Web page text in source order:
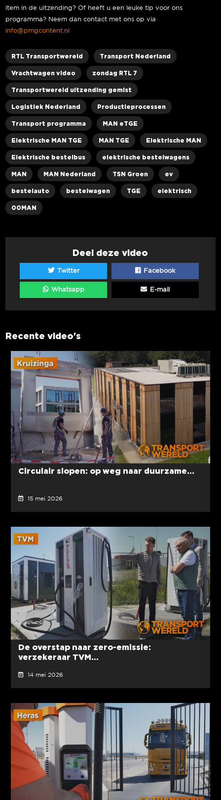
item in de uitzending? Of heeft u een leuke tip voor ons
programma? Neem dan contact met ons op via
info@pmgcontent.nl
RTL Transportwereld Transport Nederland
Vrachtwagen video zondag RTL 7
Transportwereld uitzending gemist
Logistiek Nederland Productieprocessen
Transport programma MAN eTGE
Elektrische MAN TGE MAN TGE Elektrische MAN
Elektrische bestelbus elektrische bestelwagens
MAN MAN Nederland TSN Groen ev
bestelauto bestelwagen TGE elektrisch
00MAN
Deel deze video
Twitter Facebook
Whatsapp E-mail
Recente video's
Circulair slopen: op weg naar duurzame...
15 mei 2026
De overstap naar zero-emissie:
verzekeraar TVM...
14 mei 2026